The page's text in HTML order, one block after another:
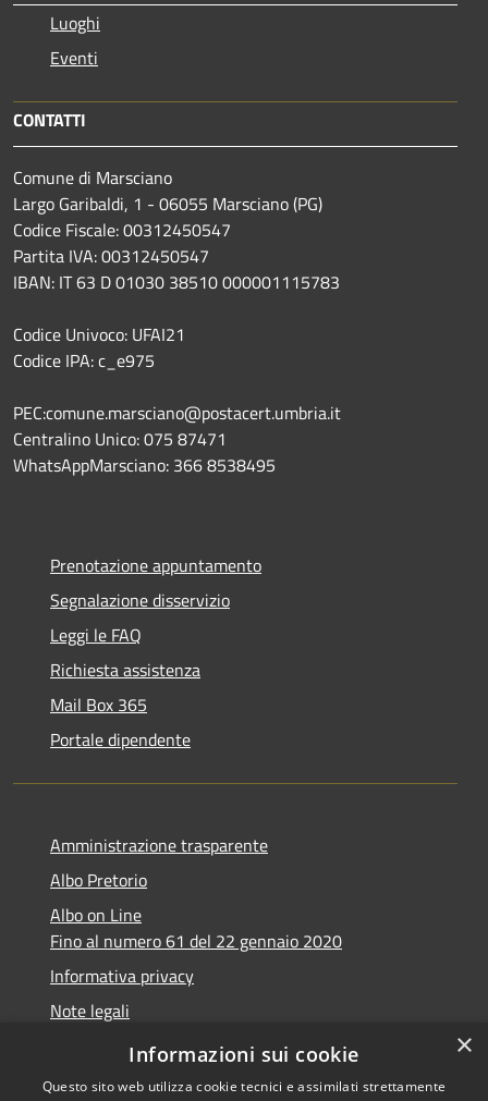
Luoghi
Eventi
CONTATTI
Comune di Marsciano
Largo Garibaldi, 1 - 06055 Marsciano (PG)
Codice Fiscale: 00312450547
Partita IVA: 00312450547
IBAN: IT 63 D 01030 38510 000001115783
Codice Univoco: UFAI21
Codice IPA: c_e975
PEC:comune.marsciano@postacert.umbria.it
Centralino Unico: 075 87471
WhatsAppMarsciano: 366 8538495
Prenotazione appuntamento
Segnalazione disservizio
Leggi le FAQ
Richiesta assistenza
Mail Box 365
Portale dipendente
Amministrazione trasparente
Albo Pretorio
Albo on Line
Fino al numero 61 del 22 gennaio 2020
Informativa privacy
Note legali
Dichiarazione di accessibilità
×
Informazioni sui cookie
Questo sito web utilizza cookie tecnici e assimilati strettamente